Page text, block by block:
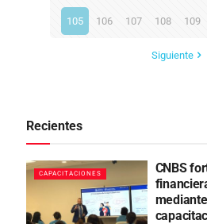
105 106 107 108 109
Siguiente
Recientes
CAPACITACIONES
CNBS